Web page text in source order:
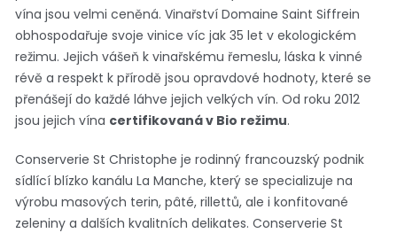
vína jsou velmi ceněná. Vinařství Domaine Saint Siffrein
obhospodařuje svoje vinice víc jak 35 let v ekologickém
režimu. Jejich vášeň k vinařskému řemeslu, láska k vinné
révě a respekt k přírodě jsou opravdové hodnoty, které se
přenášejí do každé láhve jejich velkých vín. Od roku 2012
jsou jejich vína certifikovaná v Bio režimu.
Conserverie St Christophe je rodinný francouzský podnik
sídlící blízko kanálu La Manche, který se specializuje na
výrobu masových terin, pâté, rillettů, ale i konfitované
zeleniny a dalších kvalitních delikates. Conserverie St